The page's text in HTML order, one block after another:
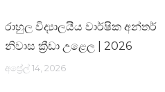
රාහුල විද්‍යාලයීය වාර්ෂික අන්තර්
නිවාස ක්‍රීඩා උළෙල | 2026
අප්‍රේල් 14, 2026